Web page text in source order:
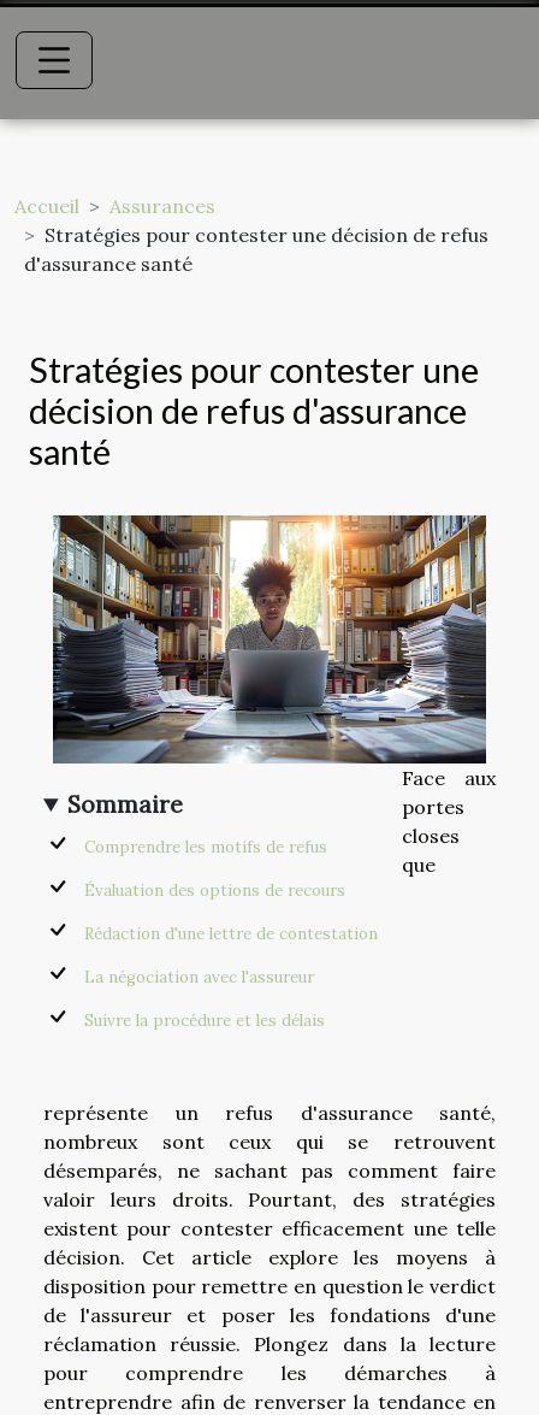
Accueil
Assurances
Stratégies pour contester une décision de refus
d'assurance santé
Stratégies pour contester une
décision de refus d'assurance
santé
Sommaire
Comprendre les motifs de refus
Évaluation des options de recours
Rédaction d'une lettre de contestation
La négociation avec l'assureur
Suivre la procédure et les délais
Face aux
portes
closes
que
représente un refus d'assurance santé,
nombreux sont ceux qui se retrouvent
désemparés, ne sachant pas comment faire
valoir leurs droits. Pourtant, des stratégies
existent pour contester efficacement une telle
décision. Cet article explore les moyens à
disposition pour remettre en question le verdict
de l'assureur et poser les fondations d'une
réclamation réussie. Plongez dans la lecture
pour comprendre les démarches à
entreprendre afin de renverser la tendance en